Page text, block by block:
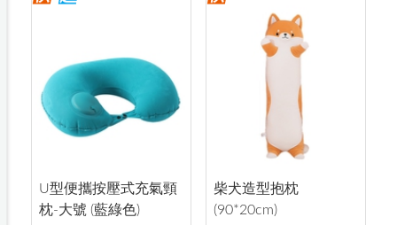
U型便攜按壓式充氣頸
枕-大號 (藍綠色)
柴犬造型抱枕
(90*20cm)